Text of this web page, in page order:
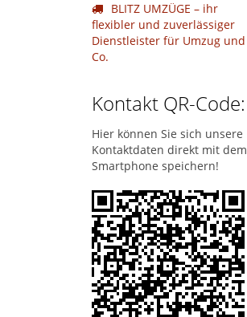
BLITZ UMZÜGE – ihr
flexibler und zuverlässiger
Dienstleister für Umzug und
Co.
Kontakt QR-Code:
Hier können Sie sich unsere
Kontaktdaten direkt mit dem
Smartphone speichern!